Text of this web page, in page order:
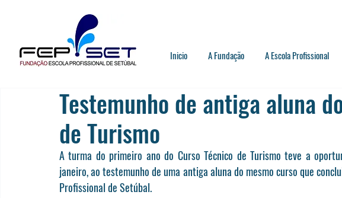
Inicio A Fundação A Escola Profissional
Testemunho de antiga aluna
de Turismo
A turma do primeiro ano do Curso Técnico de Turismo teve a
janeiro, ao testemunho de uma antiga aluna do mesmo curso que
Profissional de Setúbal.